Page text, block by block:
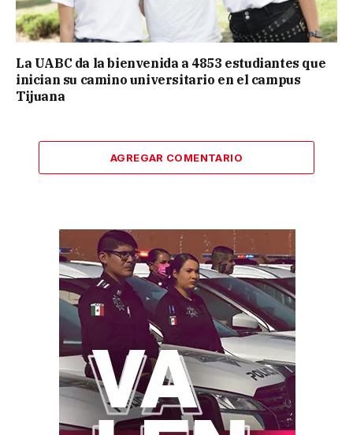
La UABC da la bienvenida a 4853 estudiantes que
inician su camino universitario en el campus
Tijuana
AGREGAR COMENTARIO